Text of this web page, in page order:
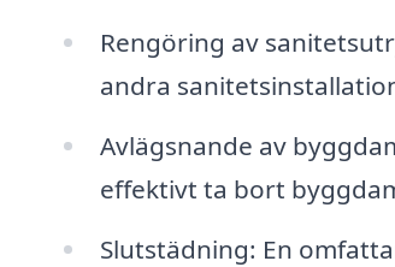
Rengöring av
andra
Avlägsnande av
effektivt ta bort
Slutstädning: En